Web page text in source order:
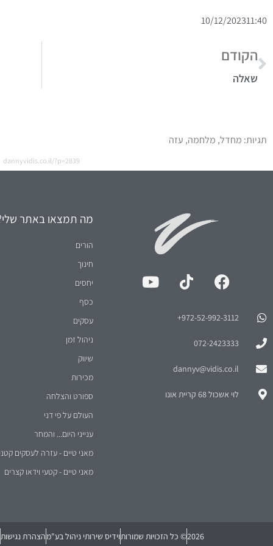
11:40
10/12/2023
הקודם
שאלה
תגיות: מחדל, מלחמה, עזה
dannyvidis.co.il/?p=2839
972-52-992-3112⁩+
072-2423333
dannyv@vidis.co.il
לוי אשכול 68 קריית אונו
מה תמצאו באתר
הורים
חינוך
יחסים
כסף
עסקים
ניהול זמן
שיווק
מכירות
ספורט והצלחה
העולם על פי דני
ענייני היום... והמחר
מאני טיים - עזרה לעסקים
מאני טיים - קטעי וידאו קצרים
2026© כל הזכויות שמורותוידיס שירותי ניהול בע"מהצהרת נגישות